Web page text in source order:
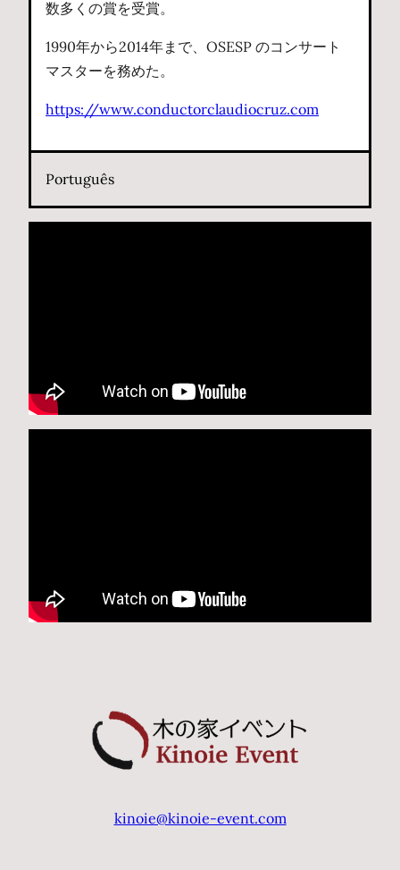
数多くの賞を受賞。
1990年から2014年まで、OSESP のコンサート
マスターを務めた。
https://www.conductorclaudiocruz.com
Português
kinoie@kinoie-event.com